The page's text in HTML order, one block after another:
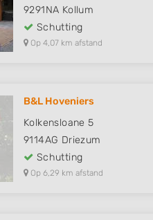
9291NA Kollum
Schutting
Op 4,07 km afstand
B&L Hoveniers
Kolkensloane 5
9114AG Driezum
Schutting
Op 6,29 km afstand